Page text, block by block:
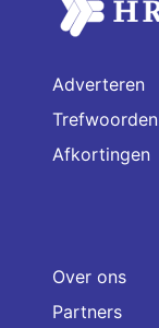
Adverteren
Trefwoorden
Afkortingen
Over ons
Partners